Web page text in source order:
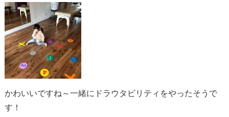
かわいいですね～一緒にドラウタビリティをやったそうで
す！